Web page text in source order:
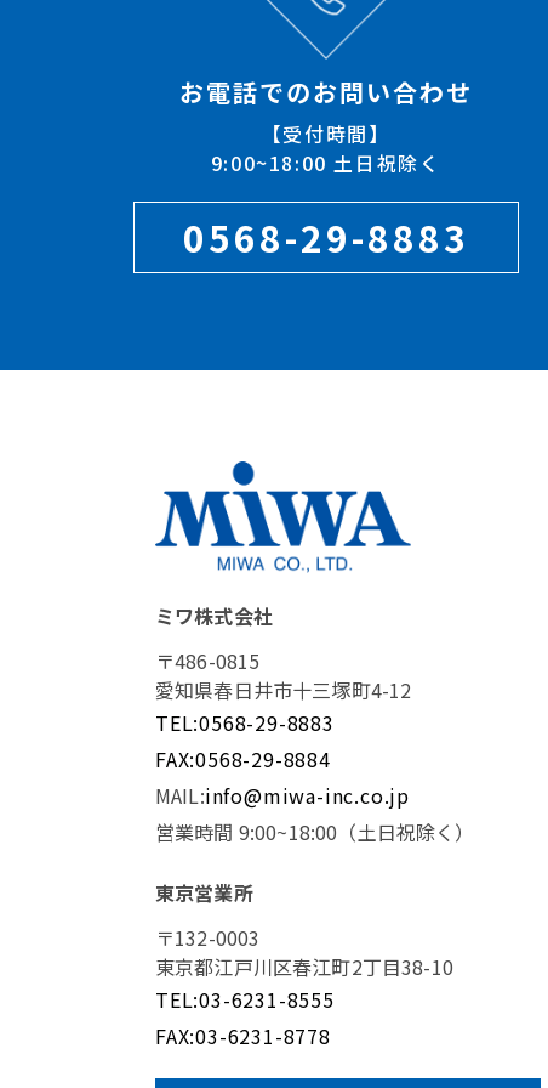
お電話でのお問い合わせ
【受付時間】
9:00~18:00 土日祝除く
0568-29-8883
ミワ株式会社
〒486-0815
愛知県春日井市十三塚町4-12
TEL:0568-29-8883
FAX:0568-29-8884
MAIL:info@miwa-inc.co.jp
営業時間 9:00~18:00（土日祝除く）
東京営業所
〒132-0003
東京都江戸川区春江町2丁目38-10
TEL:03-6231-8555
FAX:03-6231-8778